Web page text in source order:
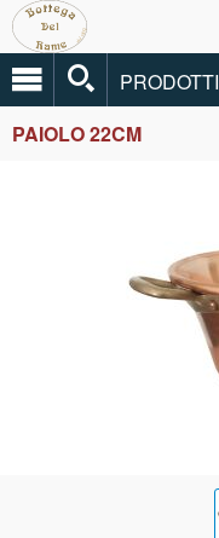
PRODOTTI
PAIOLO 22CM